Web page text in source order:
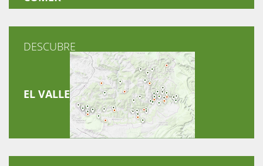
DESCUBRE
EL VALLE